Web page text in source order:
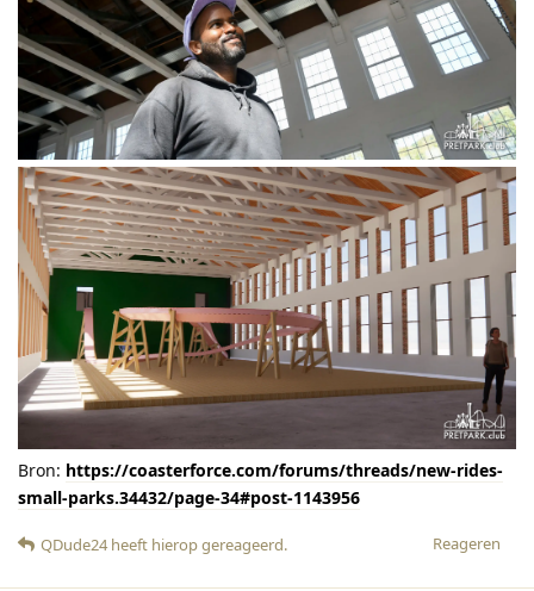
Bron: https://coasterforce.com/forums/threads/new-rides-
small-parks.34432/page-34#post-1143956
Reageren
QDude24heeft hierop gereageerd.